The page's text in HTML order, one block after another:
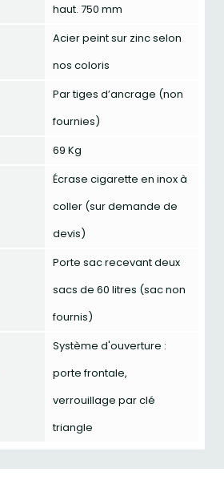
haut. 750 mm
Acier peint sur zinc selon
nos coloris
Par tiges d’ancrage (non
fournies)
69 Kg
Écrase cigarette en inox à
coller (sur demande de
devis)
Porte sac recevant deux
sacs de 60 litres (sac non
fournis)
Système d'ouverture :
porte frontale,
verrouillage par clé
triangle